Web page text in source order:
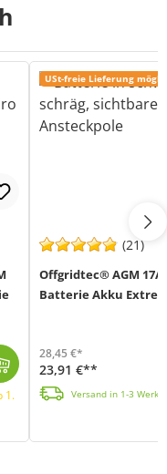
1.
USt-freie Lieferung
(21)
Offgridtec® AGM
Batterie Akku
28,45 €*
23,91 €**
Versand in 1-3